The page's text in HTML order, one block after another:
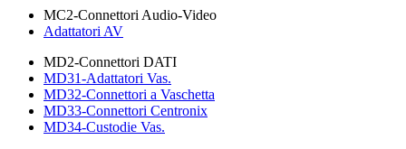
MC2-Connettori Audio-Video
Adattatori AV
MD2-Connettori DATI
MD31-Adattatori Vas.
MD32-Connettori a Vaschetta
MD33-Connettori Centronix
MD34-Custodie Vas.